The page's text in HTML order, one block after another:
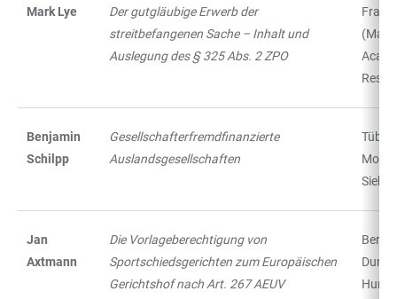
Mark Lye
Der gutgläubige Erwerb der
streitbefangenen Sache – Inhalt und
Auslegung des § 325 Abs. 2 ZPO
Benjamin
Schilpp
Gesellschafterfremdfinanzierte
Auslandsgesellschaften
Mohr
Jan
Axtmann
Die Vorlageberechtigung von
Sportschiedsgerichten zum Europäischen
Gerichtshof nach Art. 267 AEUV
Berlin: